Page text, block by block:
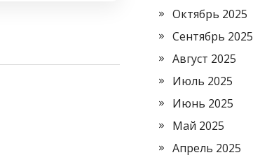
Октябрь 2025
Сентябрь 2025
Август 2025
Июль 2025
Июнь 2025
Май 2025
Апрель 2025